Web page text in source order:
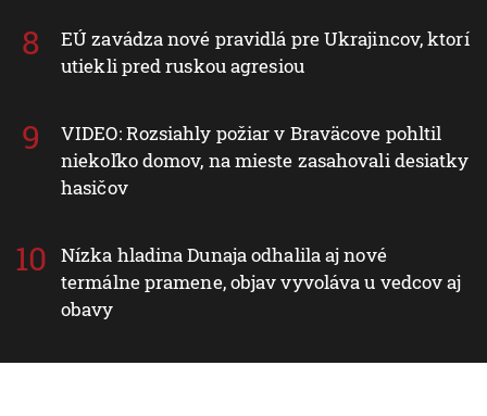
EÚ zavádza nové pravidlá pre Ukrajincov, ktorí
utiekli pred ruskou agresiou
VIDEO: Rozsiahly požiar v Braväcove pohltil
niekoľko domov, na mieste zasahovali desiatky
hasičov
Nízka hladina Dunaja odhalila aj nové
termálne pramene, objav vyvoláva u vedcov aj
obavy